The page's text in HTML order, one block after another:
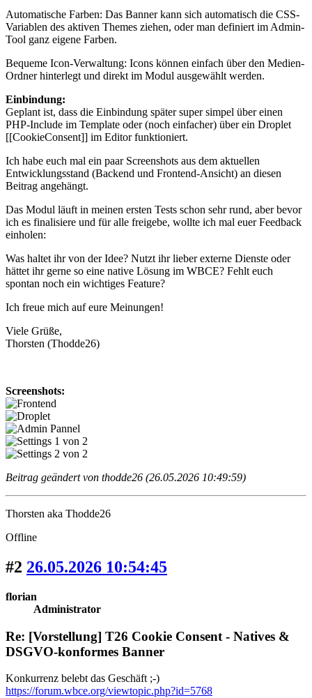
Automatische Farben: Das Banner kann sich automatisch die CSS-
Variablen des aktiven Themes ziehen, oder man definiert im Admin-
Tool ganz eigene Farben.
Bequeme Icon-Verwaltung: Icons können einfach über den Medien-
Ordner hinterlegt und direkt im Modul ausgewählt werden.
Einbindung:
Geplant ist, dass die Einbindung später super simpel über einen
PHP-Include im Template oder (noch einfacher) über ein Droplet
[[CookieConsent]] im Editor funktioniert.
Ich habe euch mal ein paar Screenshots aus dem aktuellen
Entwicklungsstand (Backend und Frontend-Ansicht) an diesen
Beitrag angehängt.
Das Modul läuft in meinen ersten Tests schon sehr rund, aber bevor
ich es finalisiere und für alle freigebe, wollte ich mal euer Feedback
einholen:
Was haltet ihr von der Idee? Nutzt ihr lieber externe Dienste oder
hättet ihr gerne so eine native Lösung im WBCE? Fehlt euch
spontan noch ein wichtiges Feature?
Ich freue mich auf eure Meinungen!
Viele Grüße,
Thorsten (Thodde26)
Screenshots:
Beitrag geändert von thodde26 (26.05.2026 10:49:59)
Thorsten aka Thodde26
Offline
#2 26.05.2026 10:54:45
florian
Administrator
Re: [Vorstellung] T26 Cookie Consent - Natives &
DSGVO-konformes Banner
Konkurrenz belebt das Geschäft ;-)
https://forum.wbce.org/viewtopic.php?id=5768